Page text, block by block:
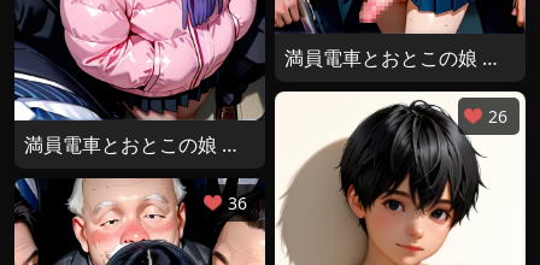
満員電車とおとこの娘 その３
満員電車とおとこの娘 その２
26
36